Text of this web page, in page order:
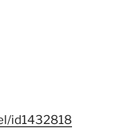
id1432818